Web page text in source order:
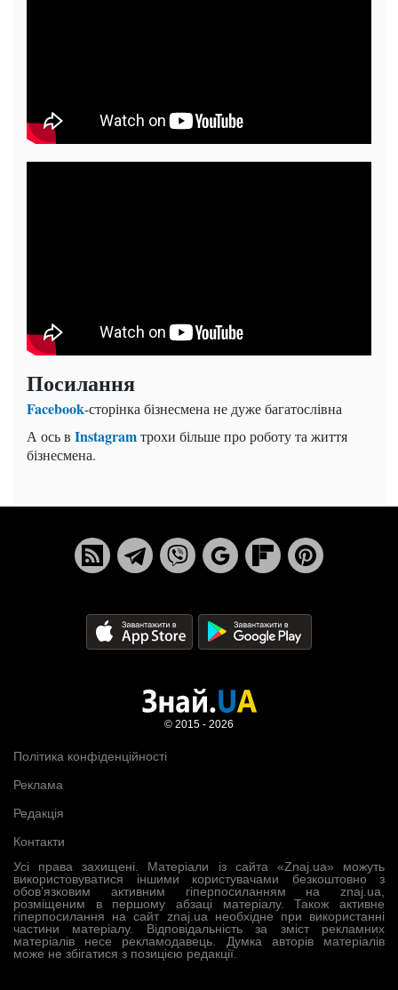
Посилання
Facebook-сторінка бізнесмена не дуже багатослівна
А ось в Instagramтрохи більше про роботу та життя
бізнесмена.
Усі права захищені. Матеріали із сайта «Znaj.ua» можуть
використовуватися іншими користувачами безкоштовно з
обов’язковим активним гіперпосиланням на znaj.ua,
розміщеним в першому абзаці матеріалу. Також активне
гіперпосилання на сайт znaj.ua необхідне при використанні
частини матеріалу. Відповідальність за зміст рекламних
матеріалів несе рекламодавець. Думка авторів матеріалів
може не збігатися з позицією редакції.
Політика конфіденційності
Реклама
Редакція
Контакти
© 2015 - 2026